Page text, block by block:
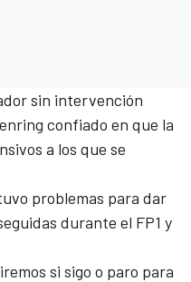
sin intervención
confiado en que la
a los que se
problemas para dar
durante el FP1 y
si sigo o paro para